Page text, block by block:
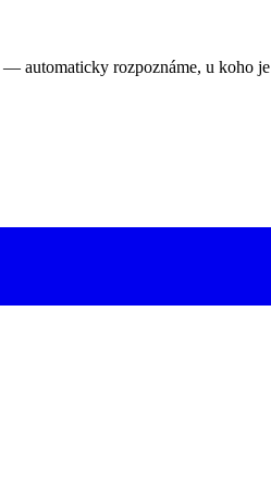
automaticky rozpoznáme, u koho je